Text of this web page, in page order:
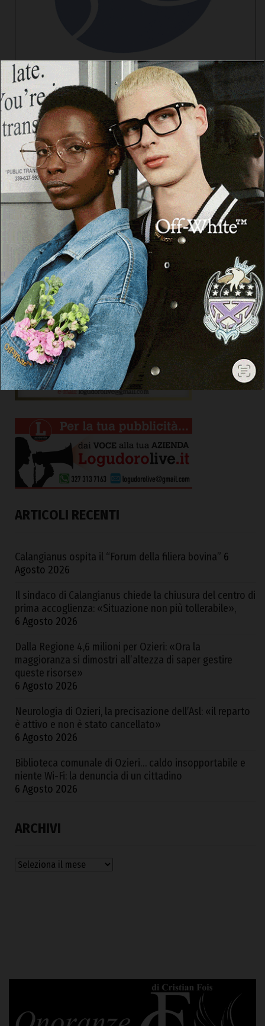
ARTICOLI RECENTI
Calangianus ospita il “Forum della filiera bovina” 6
Agosto 2026
Il sindaco di Calangianus chiede la chiusura del centro di
prima accoglienza: «Situazione non più tollerabile»,
6 Agosto 2026
Dalla Regione 4,6 milioni per Ozieri: «Ora la
maggioranza si dimostri all’altezza di saper gestire
queste risorse»
6 Agosto 2026
Neurologia di Ozieri, la precisazione dell’Asl: «il reparto
è attivo e non è stato cancellato»
6 Agosto 2026
Biblioteca comunale di Ozieri… caldo insopportabile e
niente Wi-Fi: la denuncia di un cittadino
6 Agosto 2026
ARCHIVI
Archivi